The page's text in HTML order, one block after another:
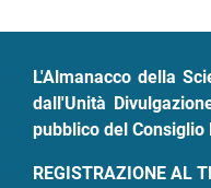
L'Almanacco della
dall'Unità
pubblico del
REGISTRAZIONE AL